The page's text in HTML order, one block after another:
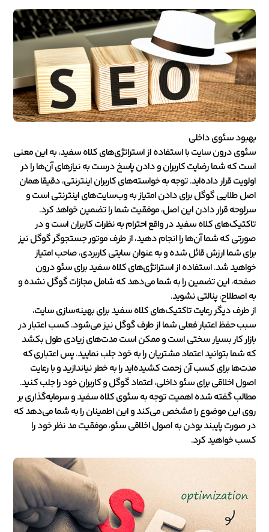
بهبود سئوی داخلی
سئوی درون سایت با استفاده از استراتژی‌های کلاه سفید، به این معنی
است که شما رضایت کاربران و دادن پاسخ درست به نیازهای آن‌ها را در
اولویت قرار داده‌اید. توجه به خواسته‌های کاربران اینترنتی، دقیقا همان
اصل طلایی گوگل برای دادن امتیاز به وب‌سایت‌های اینترنتی است و
سرلوحه قرار دادن این اصل، موفقیت شما را تضمین خواهد کرد.
تاکتیک‌های کلاه سفید در واقع احترام به نظرات کاربران است و در
صورتی که شما آن‌ها را انجام دهید، از طرف موتور جستجوگر گوگل نیز
برای شما ارزش قائل شده و به عنوان سایتی کاربردی، صاحب امتیاز
خواهید شد. استفاده از استراتژی‌های کلاه سفید برای سئو درون
صفحه، این تضمین را به شما می‌دهد که شامل مجازات گوگل نشده و
به اصطلاح، پنالتی نشوید.
از طرف دیگر رعایت تاکتیک‌های کلاه سفید برای بهینه‌سازی سایت،
سبب حفظ اعتبار فعلی شما از طرف گوگل نیز می‌شود. کسب اعتبار در
بازار کار بسیار سختی است و ممکن است مدت‌های زیادی طول بکشد
که شما بتوانید اعتماد مشتریان را به‌ خود جلب نمایید. پس اعتباری که
مدت‌ها برای کسب آن زحمت کشیده‌اید را به خطر نیاندازید و با رعایت
اصول اخلاقی برای سئو داخلی، اعتماد گوگل و کاربران خود را جلب کنید.
مطالب گفته شده اهمیت توجه به سئوی کلاه سفید و سرمایه‌گذاری بر
روی این موضوع را مشخص می‌کند و این اطمینان را به شما می‌دهد که
در صورت پایبند بودن به اصول اخلاقی سئو، موفقیت مد نظر خود را
کسب خواهید کرد.